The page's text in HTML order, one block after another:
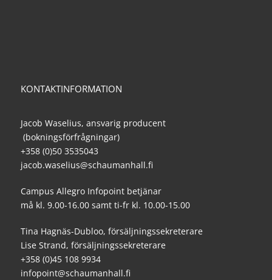
KONTAKTINFORMATION
Jacob Waselius, ansvarig producent
(bokningsförfrågningar)
+358 (0)50 3535043
jacob.waselius@schaumanhall.fi
Campus Allegro Infopoint betjänar
må kl. 9.00-16.00 samt ti-fr kl. 10.00-15.00
Tina Hagnäs-Dubloo, försäljningssekreterare
Lise Strand, försäljningssekreterare
+358 (0)45 108 9934
infopoint@schaumanhall.fi